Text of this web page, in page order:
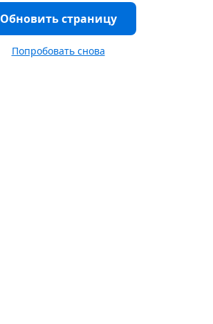
Обновить страницу
Попробовать снова